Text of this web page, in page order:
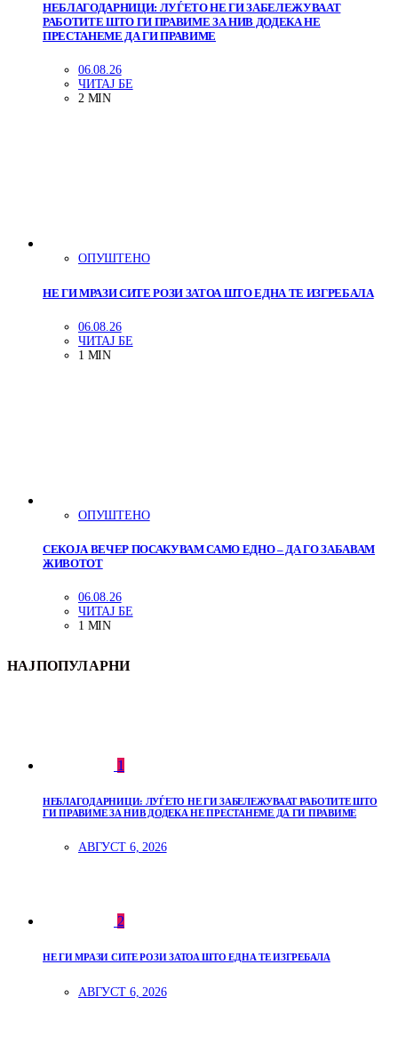
НЕБЛАГОДАРНИЦИ: ЛУЃЕТО НЕ ГИ ЗАБЕЛЕЖУВААТ
РАБОТИТЕ ШТО ГИ ПРАВИМЕ ЗА НИВ ДОДЕКА НЕ
ПРЕСТАНЕМЕ ДА ГИ ПРАВИМЕ
06.08.26
ЧИТАЈ БЕ
2 MIN
ОПУШТЕНО
НЕ ГИ МРАЗИ СИТЕ РОЗИ ЗАТОА ШТО ЕДНА ТЕ ИЗГРЕБАЛА
06.08.26
ЧИТАЈ БЕ
1 MIN
ОПУШТЕНО
СЕКОЈА ВЕЧЕР ПОСАКУВАМ САМО ЕДНО – ДА ГО ЗАБАВАМ
ЖИВОТОТ
06.08.26
ЧИТАЈ БЕ
1 MIN
НАЈПОПУЛАРНИ
1
НЕБЛАГОДАРНИЦИ: ЛУЃЕТО НЕ ГИ ЗАБЕЛЕЖУВААТ РАБОТИТЕ ШТО
ГИ ПРАВИМЕ ЗА НИВ ДОДЕКА НЕ ПРЕСТАНЕМЕ ДА ГИ ПРАВИМЕ
АВГУСТ 6, 2026
2
НЕ ГИ МРАЗИ СИТЕ РОЗИ ЗАТОА ШТО ЕДНА ТЕ ИЗГРЕБАЛА
АВГУСТ 6, 2026